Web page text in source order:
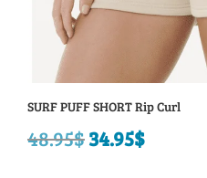
SURF PUFF SHORT Rip Curl
48.95$Le
34.95$